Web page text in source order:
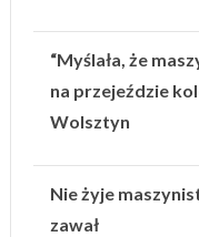
“Myślała, że
na przejeździe
Wolsztyn
Nie żyje
zawał